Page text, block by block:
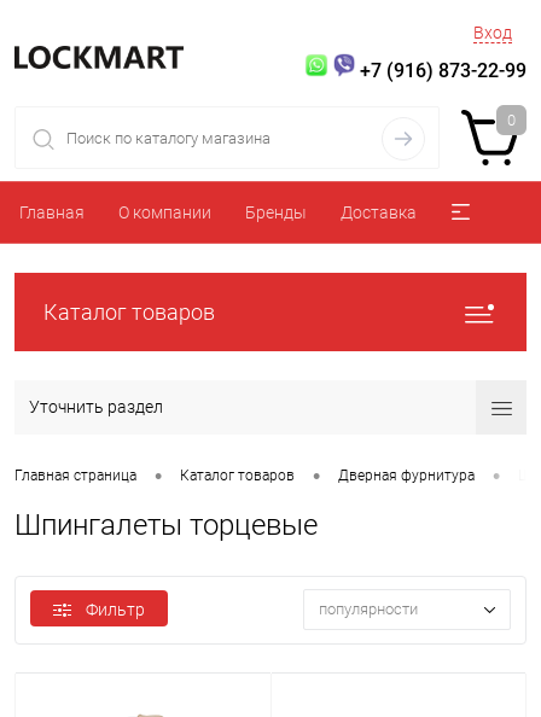
Вход
+7 (916) 873-22-99
0
Главная О компании Бренды Доставка
Каталог товаров
Уточнить раздел
Главная страница • Каталог товаров • Дверная фурнитура •
Шпингалеты торцевые
Фильтр популярности